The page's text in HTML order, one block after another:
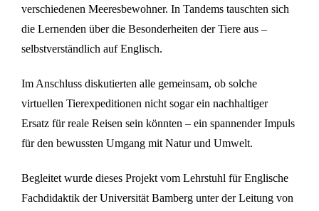
verschiedenen Meeresbewohner. In Tandems tauschten sich
die Lernenden über die Besonderheiten der Tiere aus –
selbstverständlich auf Englisch.
Im Anschluss diskutierten alle gemeinsam, ob solche
virtuellen Tierexpeditionen nicht sogar ein nachhaltiger
Ersatz für reale Reisen sein könnten – ein spannender Impuls
für den bewussten Umgang mit Natur und Umwelt.
Begleitet wurde dieses Projekt vom Lehrstuhl für Englische
Fachdidaktik der Universität Bamberg unter der Leitung von